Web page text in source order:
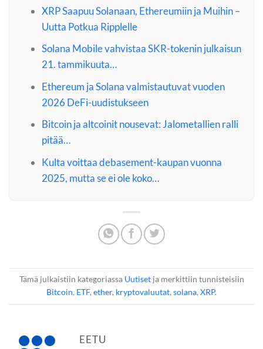
XRP Saapuu Solanaan, Ethereumiin ja Muihin –
Uutta Potkua Ripplelle
Solana Mobile vahvistaa SKR-tokenin julkaisun
21. tammikuuta…
Ethereum ja Solana valmistautuvat vuoden
2026 DeFi-uudistukseen
Bitcoin ja altcoinit nousevat: Jalometallien ralli
pitää…
Kulta voittaa debasement-kaupan vuonna
2025, mutta se ei ole koko…
Tämä julkaistiin kategoriassa Uutisetja merkittiin tunnisteisiin
Bitcoin, ETF, ether, kryptovaluutat, solana, XRP.
EETU